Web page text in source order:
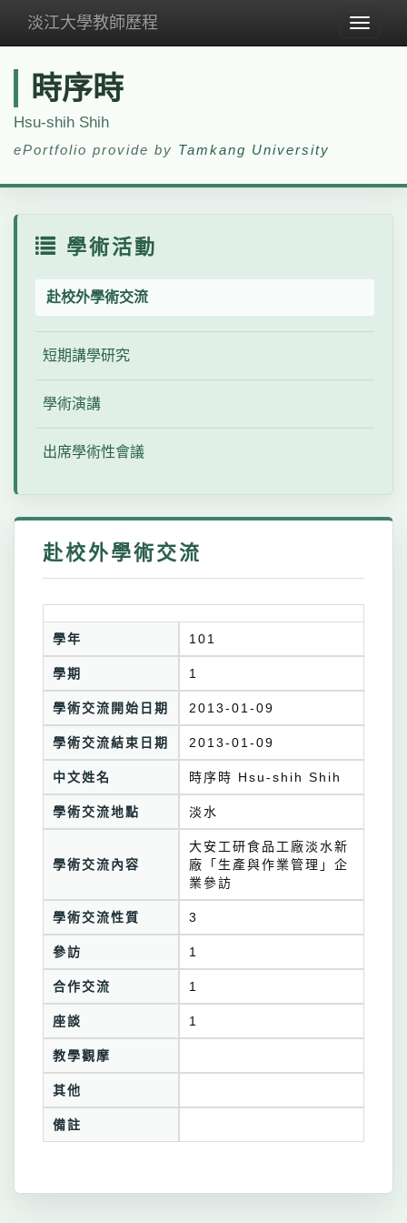
Toggle
淡江大學教師歷程
時序時
Hsu-shih Shih
ePortfolio provide by Tamkang University
學術活動
赴校外學術交流
短期講學研究
學術演講
出席學術性會議
赴校外學術交流
學年 101
學期 1
學術交流開始日期 2013-01-09
學術交流結束日期 2013-01-09
中文姓名 時序時 Hsu-shih Shih
學術交流地點 淡水
學術交流內容
大安工研食品工廠淡水新
廠「生產與作業管理」企
業參訪
學術交流性質 3
參訪 1
合作交流 1
座談 1
教學觀摩
其他
備註